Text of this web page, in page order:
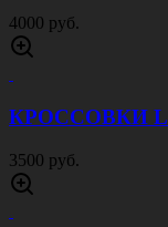
4000 руб.
КРОССОВКИ
3500 руб.